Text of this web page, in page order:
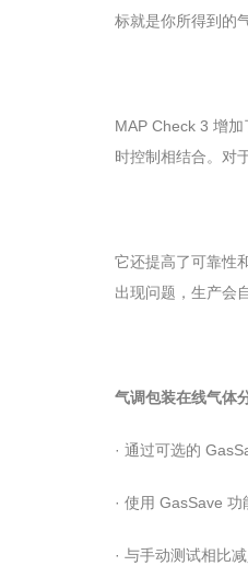
标就是你所得到的气
MAP Check 3 增加
时控制相结合。对
它还提高了可靠性和
出现问题，生产会
气调包装在线气体
· 通过可选的
· 使用 GasSave 功
· 与手动测试相比